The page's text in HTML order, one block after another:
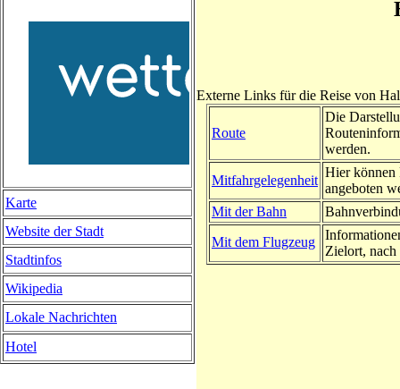
Externe Links für die Reise von
Route
Die
werden.
Mitfahrgelegenheit
Hier können
angeboten
Mit der Bahn
Mit dem Flugzeug
Zielort, nach
Karte
Website der Stadt
Stadtinfos
Wikipedia
Lokale Nachrichten
Hotel